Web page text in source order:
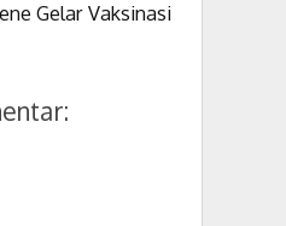
Gelar Vaksinasi